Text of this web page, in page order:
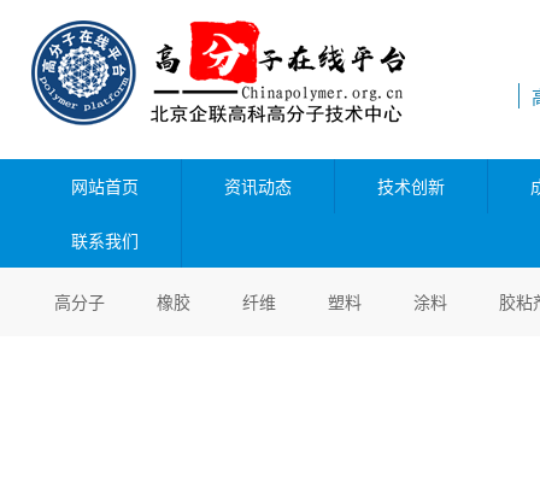
网站首页 资讯动态 技术创新
联系我们
高分子 橡胶 纤维 塑料 涂料 胶粘